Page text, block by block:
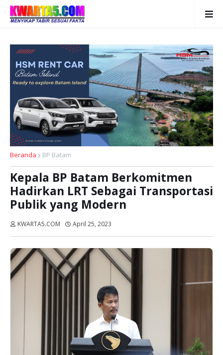
Beranda BP Batam
Kepala BP Batam Berkomitmen
Hadirkan LRT Sebagai Transportasi
Publik yang Modern
KWARTA5.COM April 25, 2023